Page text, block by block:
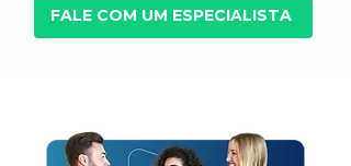
FALE COM UM ESPECIALISTA